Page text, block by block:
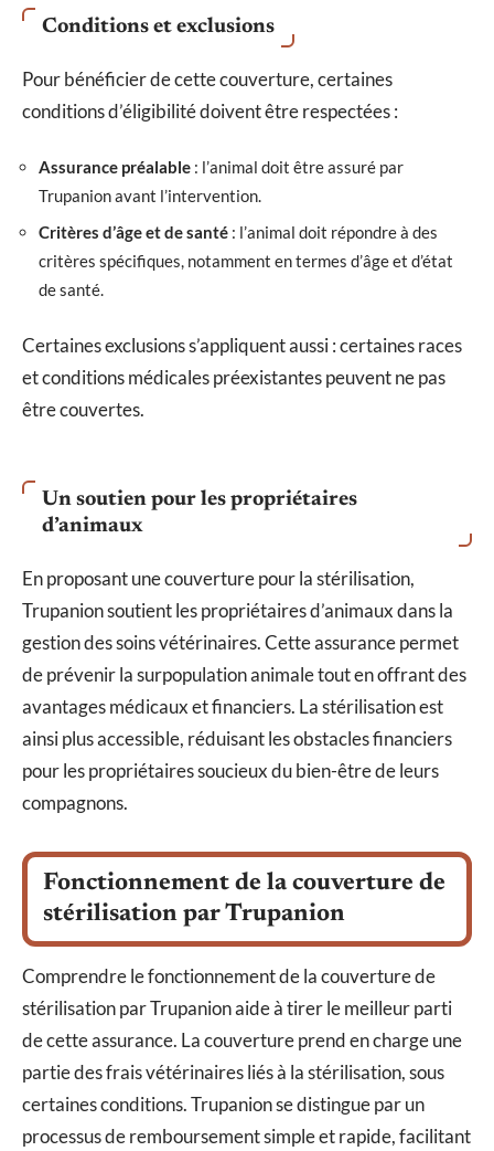
Conditions et exclusions
Pour bénéficier de cette couverture, certaines
conditions d’éligibilité doivent être respectées :
Assurance préalable : l’animal doit être assuré par
Trupanion avant l’intervention.
Critères d’âge et de santé : l’animal doit répondre à des
critères spécifiques, notamment en termes d’âge et d’état
de santé.
Certaines exclusions s’appliquent aussi : certaines races
et conditions médicales préexistantes peuvent ne pas
être couvertes.
Un soutien pour les propriétaires
d’animaux
En proposant une couverture pour la stérilisation,
Trupanion soutient les propriétaires d’animaux dans la
gestion des soins vétérinaires. Cette assurance permet
de prévenir la surpopulation animale tout en offrant des
avantages médicaux et financiers. La stérilisation est
ainsi plus accessible, réduisant les obstacles financiers
pour les propriétaires soucieux du bien-être de leurs
compagnons.
Fonctionnement de la couverture de
stérilisation par Trupanion
Comprendre le fonctionnement de la couverture de
stérilisation par Trupanion aide à tirer le meilleur parti
de cette assurance. La couverture prend en charge une
partie des frais vétérinaires liés à la stérilisation, sous
certaines conditions. Trupanion se distingue par un
processus de remboursement simple et rapide, facilitant